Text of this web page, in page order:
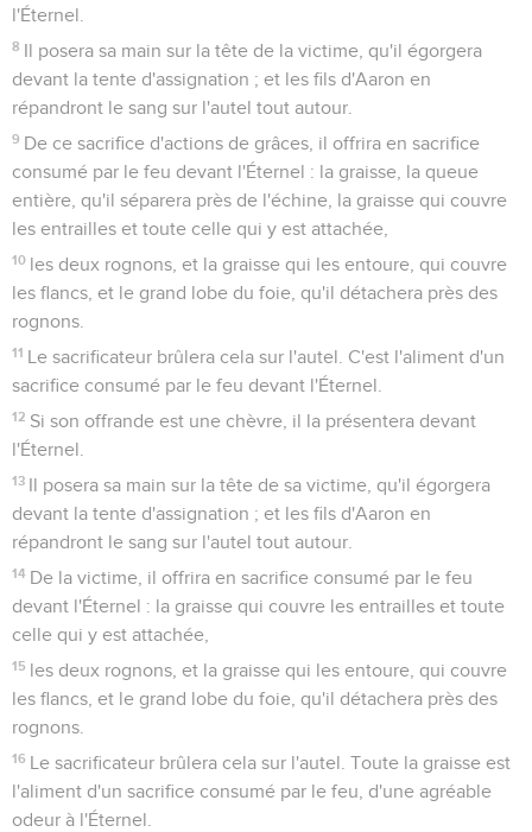
l'Éternel.
8 Il posera sa main sur la tête de la victime, qu'il égorgera
devant la tente d'assignation ; et les fils d'Aaron en
répandront le sang sur l'autel tout autour.
9 De ce sacrifice d'actions de grâces, il offrira en sacrifice
consumé par le feu devant l'Éternel : la graisse, la queue
entière, qu'il séparera près de l'échine, la graisse qui couvre
les entrailles et toute celle qui y est attachée,
10 les deux rognons, et la graisse qui les entoure, qui couvre
les flancs, et le grand lobe du foie, qu'il détachera près des
rognons.
11 Le sacrificateur brûlera cela sur l'autel. C'est l'aliment d'un
sacrifice consumé par le feu devant l'Éternel.
12 Si son offrande est une chèvre, il la présentera devant
l'Éternel.
13 Il posera sa main sur la tête de sa victime, qu'il égorgera
devant la tente d'assignation ; et les fils d'Aaron en
répandront le sang sur l'autel tout autour.
14 De la victime, il offrira en sacrifice consumé par le feu
devant l'Éternel : la graisse qui couvre les entrailles et toute
celle qui y est attachée,
15 les deux rognons, et la graisse qui les entoure, qui couvre
les flancs, et le grand lobe du foie, qu'il détachera près des
rognons.
16 Le sacrificateur brûlera cela sur l'autel. Toute la graisse est
l'aliment d'un sacrifice consumé par le feu, d'une agréable
odeur à l'Éternel.